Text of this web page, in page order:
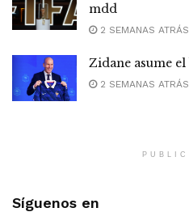
mdd
2 SEMANAS ATRÁS
Zidane asume
2 SEMANAS ATRÁS
Síguenos en